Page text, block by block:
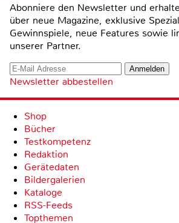
Abonniere den Newsletter und
über neue Magazine, exklusive
Gewinnspiele, neue Features sowie
unserer Partner.
Newsletter abbestellen
Shop
Bücher
Testkompetenz
Redaktion
Gerätedaten
Bildergalerien
Kataloge
RSS-Feeds
Topthemen